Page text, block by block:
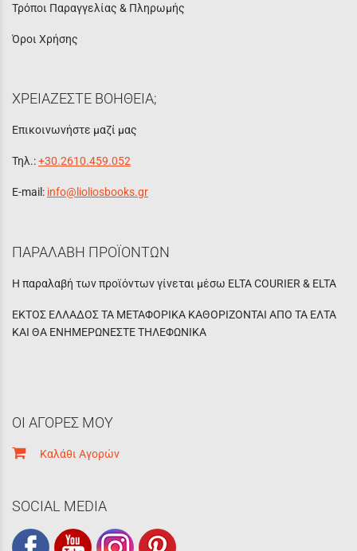
Τρόποι Παραγγελίας & Πληρωμής
Όροι Χρήσης
ΧΡΕΙΑΖΕΣΤΕ ΒΟΗΘΕΙΑ;
Επικοινωνήστε μαζί μας
Τηλ.:+30.2610.459.052
E-mail: info@lioliosbooks.gr
ΠΑΡΑΛΑΒΗ ΠΡΟΪΟΝΤΩΝ
Η παραλαβή των προϊόντων γίνεται μέσω ELTA COURIER & ELTA
ΕΚΤΟΣ ΕΛΛΑΔΟΣ ΤΑ ΜΕΤΑΦΟΡΙΚΑ ΚΑΘΟΡΙΖΟΝΤΑΙ ΑΠΟ ΤΑ ΕΛΤΑ
ΚΑΙ ΘΑ ΕΝΗΜΕΡΩΝΕΣΤΕ ΤΗΛΕΦΩΝΙΚΑ
ΟΙ ΑΓΟΡΕΣ ΜΟΥ
Καλάθι Αγορών
SOCIAL MEDIA